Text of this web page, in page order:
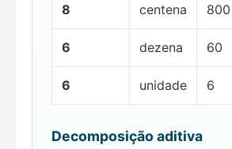
8 centena 800
6 dezena 60
6 unidade 6
Decomposição aditiva